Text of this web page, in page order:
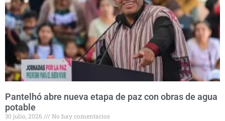
Pantelhó abre nueva etapa de paz con obras de agua
potable
30 julio, 2026 No hay comentarios